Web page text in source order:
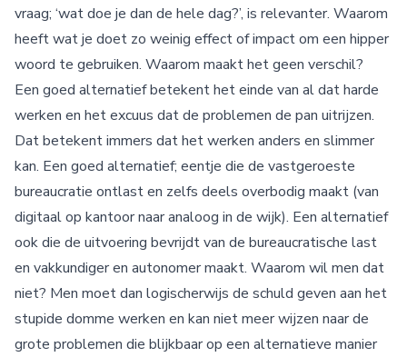
vraag; ‘wat doe je dan de hele dag?’, is relevanter. Waarom
heeft wat je doet zo weinig effect of impact om een hipper
woord te gebruiken. Waarom maakt het geen verschil?
Een goed alternatief betekent het einde van al dat harde
werken en het excuus dat de problemen de pan uitrijzen.
Dat betekent immers dat het werken anders en slimmer
kan. Een goed alternatief; eentje die de vastgeroeste
bureaucratie ontlast en zelfs deels overbodig maakt (van
digitaal op kantoor naar analoog in de wijk). Een alternatief
ook die de uitvoering bevrijdt van de bureaucratische last
en vakkundiger en autonomer maakt. Waarom wil men dat
niet? Men moet dan logischerwijs de schuld geven aan het
stupide domme werken en kan niet meer wijzen naar de
grote problemen die blijkbaar op een alternatieve manier